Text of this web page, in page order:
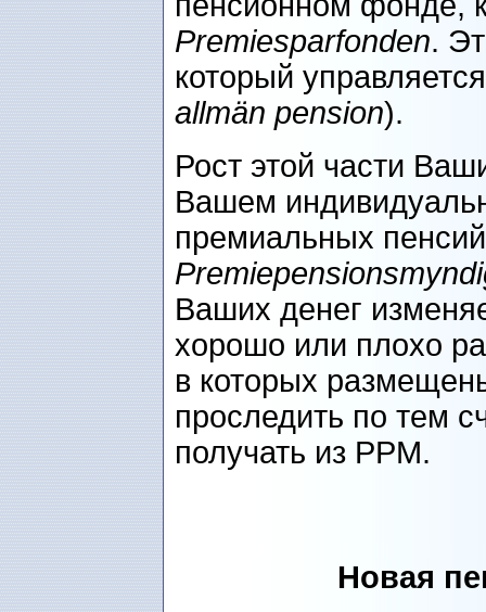
Premiesparfonden.
который
allmän pension).
Рост этой части
Вашем
премиальных
Ваших денег
хорошо или плохо
в которых
проследить по тем
получать из РРМ.
Новая